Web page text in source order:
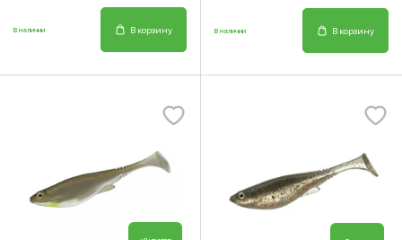
В наличии В корзину В наличии В корзину